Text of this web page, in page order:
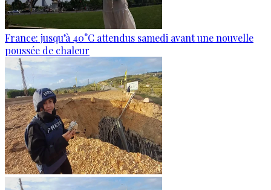
France: jusqu’à 40°C attendus samedi avant une nouvelle
poussée de chaleur